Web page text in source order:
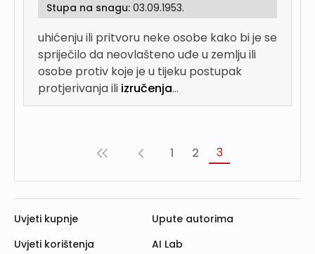
Stupa na snagu: 03.09.1953.
uhićenju ili pritvoru neke osobe kako bi je se
spriječilo da neovlašteno uđe u zemlju ili
osobe protiv koje je u tijeku postupak
protjerivanja ili izručenja...
«
1 2 3
Uvjeti kupnje
Uvjeti korištenja
Upute autorima
AI Lab